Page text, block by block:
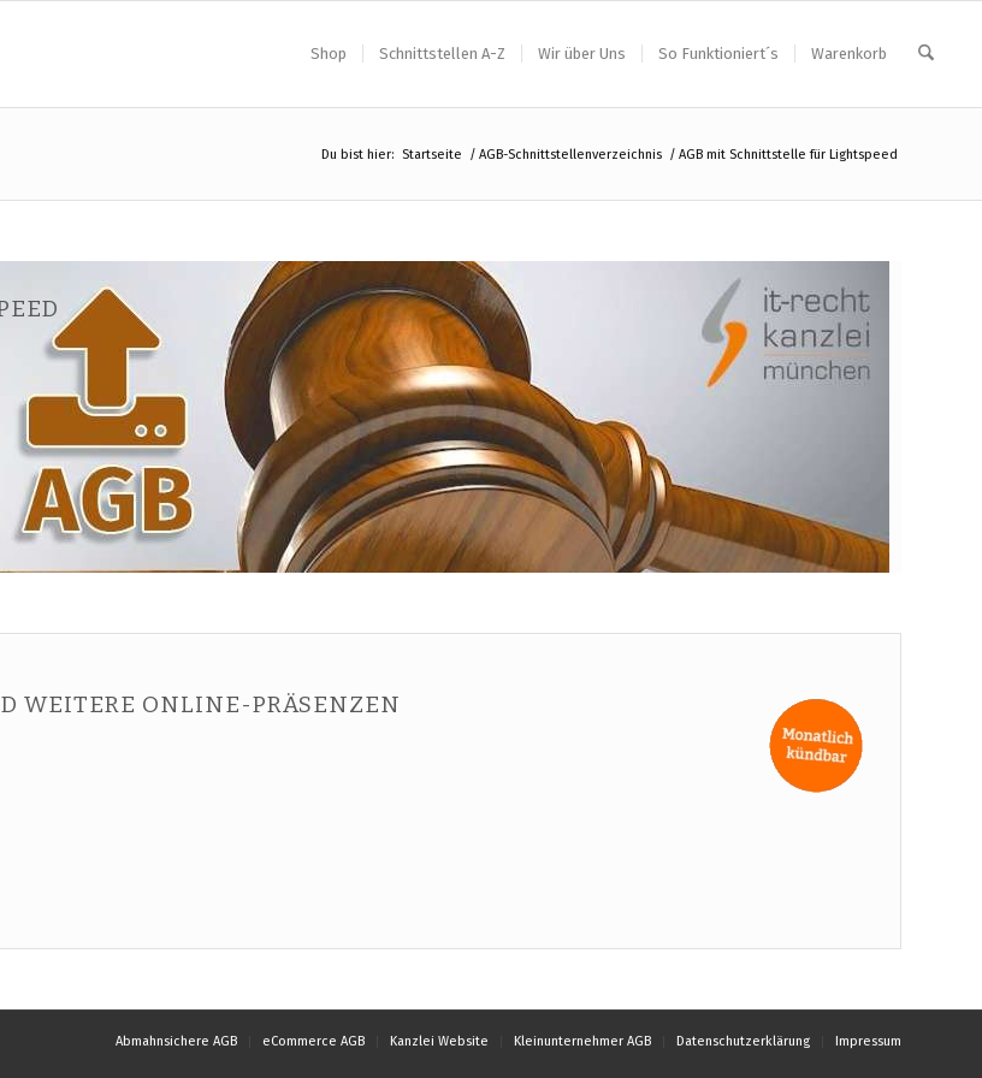
Shop Schnittstellen A-Z Wir über Uns So Funktioniert´s Warenkorb
Du bist hier: Startseite / AGB-Schnittstellenverzeichnis / AGB mit Schnittstelle für Lightspeed
WEITERE ONLINE-PRÄSENZEN
Abmahnsichere AGB eCommerce AGB Kanzlei Website Kleinunternehmer AGB Datenschutzerklärung Impressum